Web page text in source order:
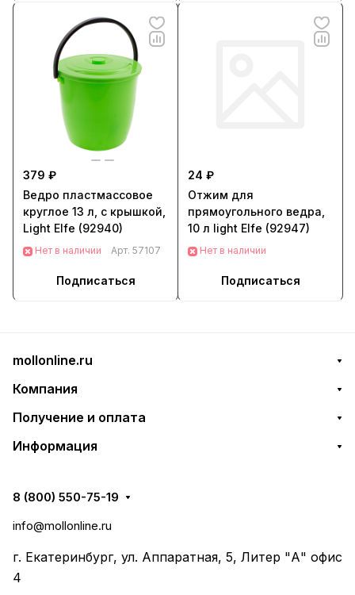
379 ₽
Ведро пластмассовое
круглое 13 л, с крышкой,
Light Elfe (92940)
Нет в наличии Арт. 57107
Подписаться
24 ₽
Отжим для
прямоугольного ведра,
10 л light Elfe (92947)
Нет в наличии
Подписаться
mollonline.ru
Компания
Получение и оплата
Информация
8 (800) 550-75-19
info@mollonline.ru
г. Екатеринбург, ул. Аппаратная, 5, Литер "А" офис
4